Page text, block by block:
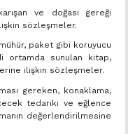
ve doğası gereği
sözleşmeler.
paket gibi koruyucu
ortamda sunulan kitap,
ilişkin sözleşmeler.
gereken, konaklama,
tedariki ve eğlence
değerlendirilmesine